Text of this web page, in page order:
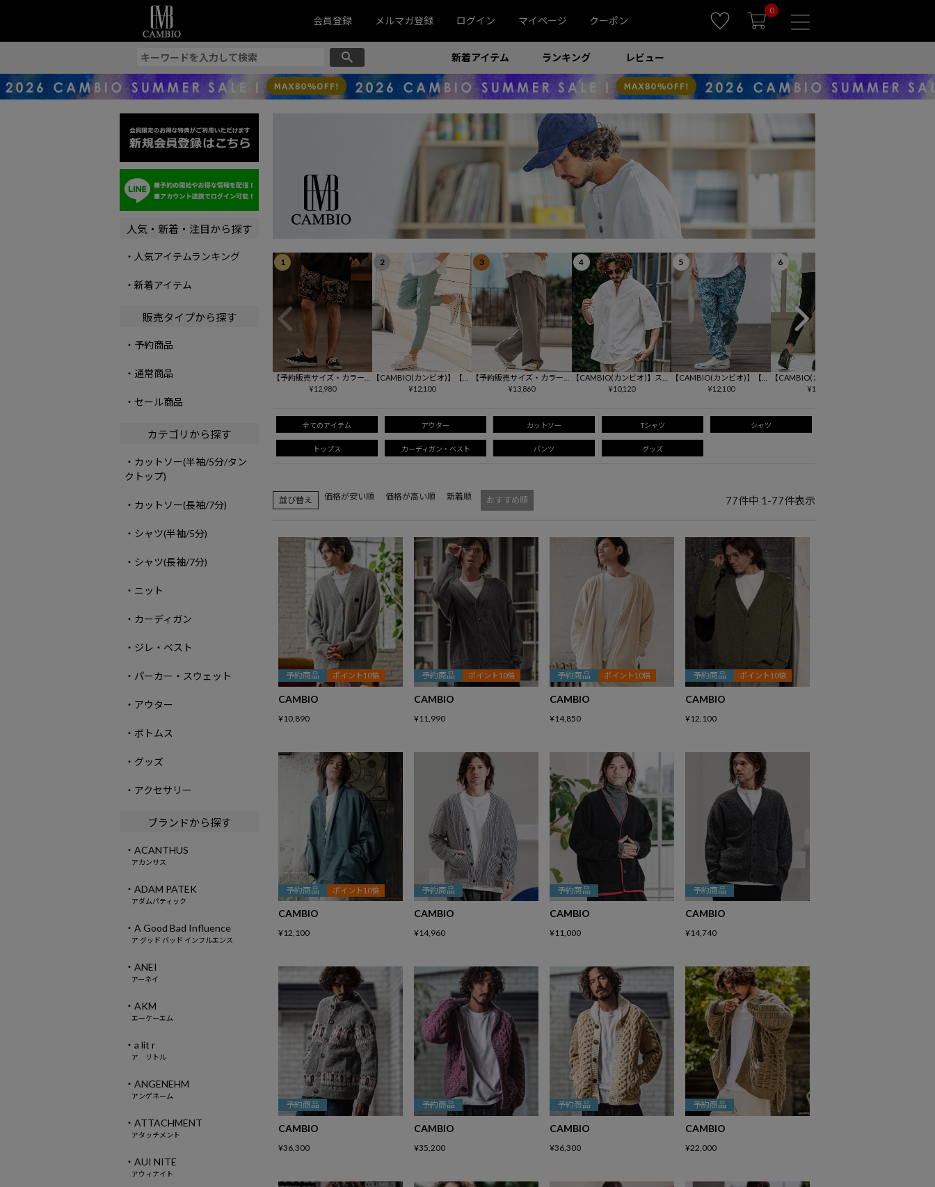
会員登録 メルマガ登録 ログイン マイページ クーポン
0
新着アイテム ランキング レビュー
1
【予約販売サイズ・カラーに
より納期異なる】【CAMBI
¥12,980
2
【CAMBIO(カンビオ)】【予
約販売カラー・サイズにより
ツ(BP-BFS0086)
¥12,100
3
【予約販売サイズ・カラーに
より納期異なる】【CAMBI
¥13,860
4
【CAMBIO(カンビオ)】スタ
ンドスキッパープルオーバー
¥10,120
5
【CAMBIO(カンビオ)】【予
約販売サイズ・カラーにより
Pants バルーンパンツ(CAM2
6SS-016)
¥12,100
6
【CAMBIO(カンビオ)】サル
エルテーパードパンツ
¥12,650
全てのアイテム アウター カットソー Tシャツ シャツ
トップス カーディガン・ベスト パンツ グッズ
並び替え 価格が安い順 価格が高い順 新着順 おすすめ順 77件中 1 -77件表示
予約商品 ポイント10倍
CAMBIO
¥10,890
予約商品 ポイント10倍
CAMBIO
¥11,990
予約商品 ポイント10倍
CAMBIO
¥14,850
予約商品 ポイント10倍
CAMBIO
¥12,100
予約商品 ポイント10倍
CAMBIO
¥12,100
予約商品
CAMBIO
¥14,960
予約商品
CAMBIO
¥11,000
予約商品
CAMBIO
¥14,740
予約商品
CAMBIO
¥36,300
予約商品
CAMBIO
¥35,200
予約商品
CAMBIO
¥36,300
予約商品
CAMBIO
¥22,000
人気・新着・注目から探す
・人気アイテムランキング
・新着アイテム
販売タイプから探す
・予約商品
・通常商品
・セール商品
カテゴリから探す
・カットソー(半袖/5分/タン
クトップ)
・カットソー(長袖/7分)
・シャツ(半袖/5分)
・シャツ(長袖/7分)
・ニット
・カーディガン
・ジレ・ベスト
・パーカー・スウェット
・アウター
・ボトムス
・グッズ
・アクセサリー
ブランドから探す
・ACANTHUS
アカンサス
・ADAM PATEK
アダムパティック
・A Good Bad Influence
ア グッド バッド インフルエンス
・ANEI
アーネイ
・AKM
エーケーエム
・a lit r
ア リトル
・ANGENEHM
アンゲネーム
・ATTACHMENT
アタッチメント
・AUI NITE
アウィナイト